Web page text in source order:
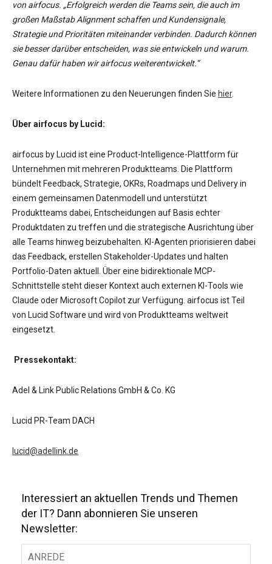
von airfocus. „Erfolgreich werden die Teams sein, die auch im
großen Maßstab Alignment schaffen und Kundensignale,
Strategie und Prioritäten miteinander verbinden. Dadurch können
sie besser darüber entscheiden, was sie entwickeln und warum.
Genau dafür haben wir airfocus weiterentwickelt.“
Weitere Informationen zu den Neuerungen finden Sie hier.
Über airfocus by Lucid:
airfocus by Lucid ist eine Product-Intelligence-Plattform für
Unternehmen mit mehreren Produktteams. Die Plattform
bündelt Feedback, Strategie, OKRs, Roadmaps und Delivery in
einem gemeinsamen Datenmodell und unterstützt
Produktteams dabei, Entscheidungen auf Basis echter
Produktdaten zu treffen und die strategische Ausrichtung über
alle Teams hinweg beizubehalten. KI-Agenten priorisieren dabei
das Feedback, erstellen Stakeholder-Updates und halten
Portfolio-Daten aktuell. Über eine bidirektionale MCP-
Schnittstelle steht dieser Kontext auch externen KI-Tools wie
Claude oder Microsoft Copilot zur Verfügung. airfocus ist Teil
von Lucid Software und wird von Produktteams weltweit
eingesetzt.
Pressekontakt:
Adel & Link Public Relations GmbH & Co. KG
Lucid PR-Team DACH
lucid@adellink.de
Interessiert an aktuellen Trends und Themen
der IT? Dann abonnieren Sie unseren
Newsletter: